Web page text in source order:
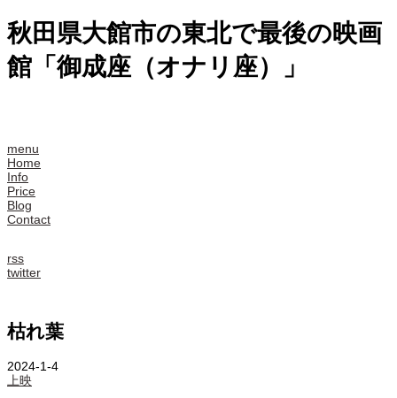
秋田県大館市の東北で最後の映画
館「御成座（オナリ座）」
menu
Home
Info
Price
Blog
Contact
rss
twitter
枯れ葉
2024-1-4
上映